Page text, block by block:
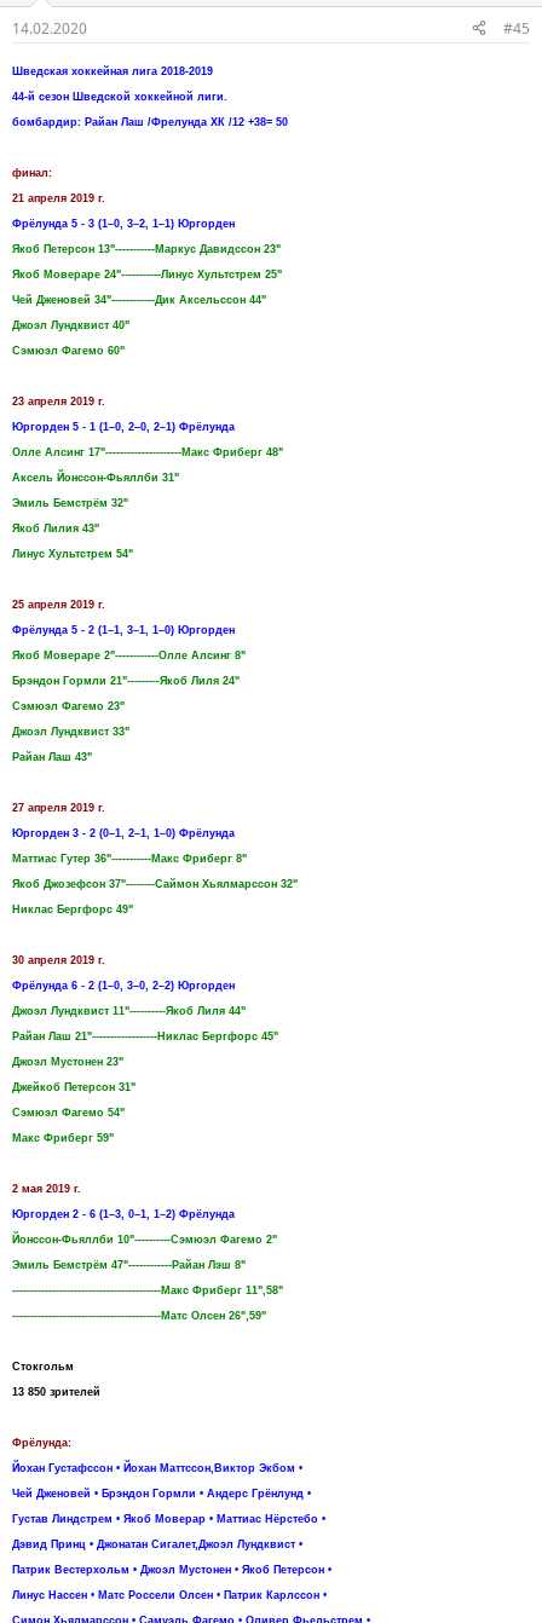
14.02.2020 #45
Шведская хоккейная лига 2018-2019
44-й сезон Шведской хоккейной лиги.
бомбардир: Райан Лаш /Фрелунда ХК /12 +38= 50
финал:
21 апреля 2019 г.
Фрёлунда 5 - 3 (1–0, 3–2, 1–1) Юргорден
Якоб Петерсон 13"-----------Маркус Давидссон 23"
Якоб Мовераре 24"-----------Линус Хультстрем 25"
Чей Дженовей 34"------------Дик Аксельссон 44"
Джоэл Лундквист 40"
Сэмюэл Фагемо 60"
23 апреля 2019 г.
Юргорден 5 - 1 (1–0, 2–0, 2–1) Фрёлунда
Олле Алсинг 17"---------------------Макс Фриберг 48"
Аксель Йонссон-Фьяллби 31"
Эмиль Бемстрём 32"
Якоб Лилия 43"
Линус Хультстрем 54"
25 апреля 2019 г.
Фрёлунда 5 - 2 (1–1, 3–1, 1–0) Юргорден
Якоб Мовераре 2"------------Олле Алсинг 8"
Брэндон Гормли 21"---------Якоб Лиля 24"
Сэмюэл Фагемо 23"
Джоэл Лундквист 33"
Райан Лаш 43"
27 апреля 2019 г.
Юргорден 3 - 2 (0–1, 2–1, 1–0) Фрёлунда
Маттиас Гутер 36"-----------Макс Фриберг 8"
Якоб Джозефсон 37"--------Саймон Хьялмарссон 32"
Никлас Бергфорс 49"
30 апреля 2019 г.
Фрёлунда 6 - 2 (1–0, 3–0, 2–2) Юргорден
Джоэл Лундквист 11"----------Якоб Лиля 44"
Райан Лаш 21"------------------Никлас Бергфорс 45"
Джоэл Мустонен 23"
Джейкоб Петерсон 31"
Сэмюэл Фагемо 54"
Макс Фриберг 59"
2 мая 2019 г.
Юргорден 2 - 6 (1–3, 0–1, 1–2) Фрёлунда
Йонссон-Фьяллби 10"----------Сэмюэл Фагемо 2"
Эмиль Бемстрём 47"------------Райан Лэш 8"
-----------------------------------------Макс Фриберг 11",58"
-----------------------------------------Матс Олсен 26",59"
Стокгольм
13 850 зрителей
Фрёлунда:
Йохан Густафссон • Йохан Маттссон,Виктор Экбом •
Чей Дженовей • Брэндон Гормли • Андерс Грёнлунд •
Густав Линдстрем • Якоб Моверар • Маттиас Нёрстебо •
Дэвид Принц • Джонатан Сигалет,Джоэл Лундквист •
Патрик Вестерхольм • Джоэл Мустонен • Якоб Петерсон •
Линус Нассен • Матс Россели Олсен • Патрик Карлссон •
Симон Хьялмарссон • Самуэль Фагемо • Оливер Фьельстрем •